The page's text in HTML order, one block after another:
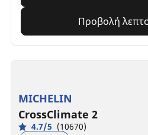
Προβολή
MICHELIN
CrossClimate 2
4.7/5 (10670)